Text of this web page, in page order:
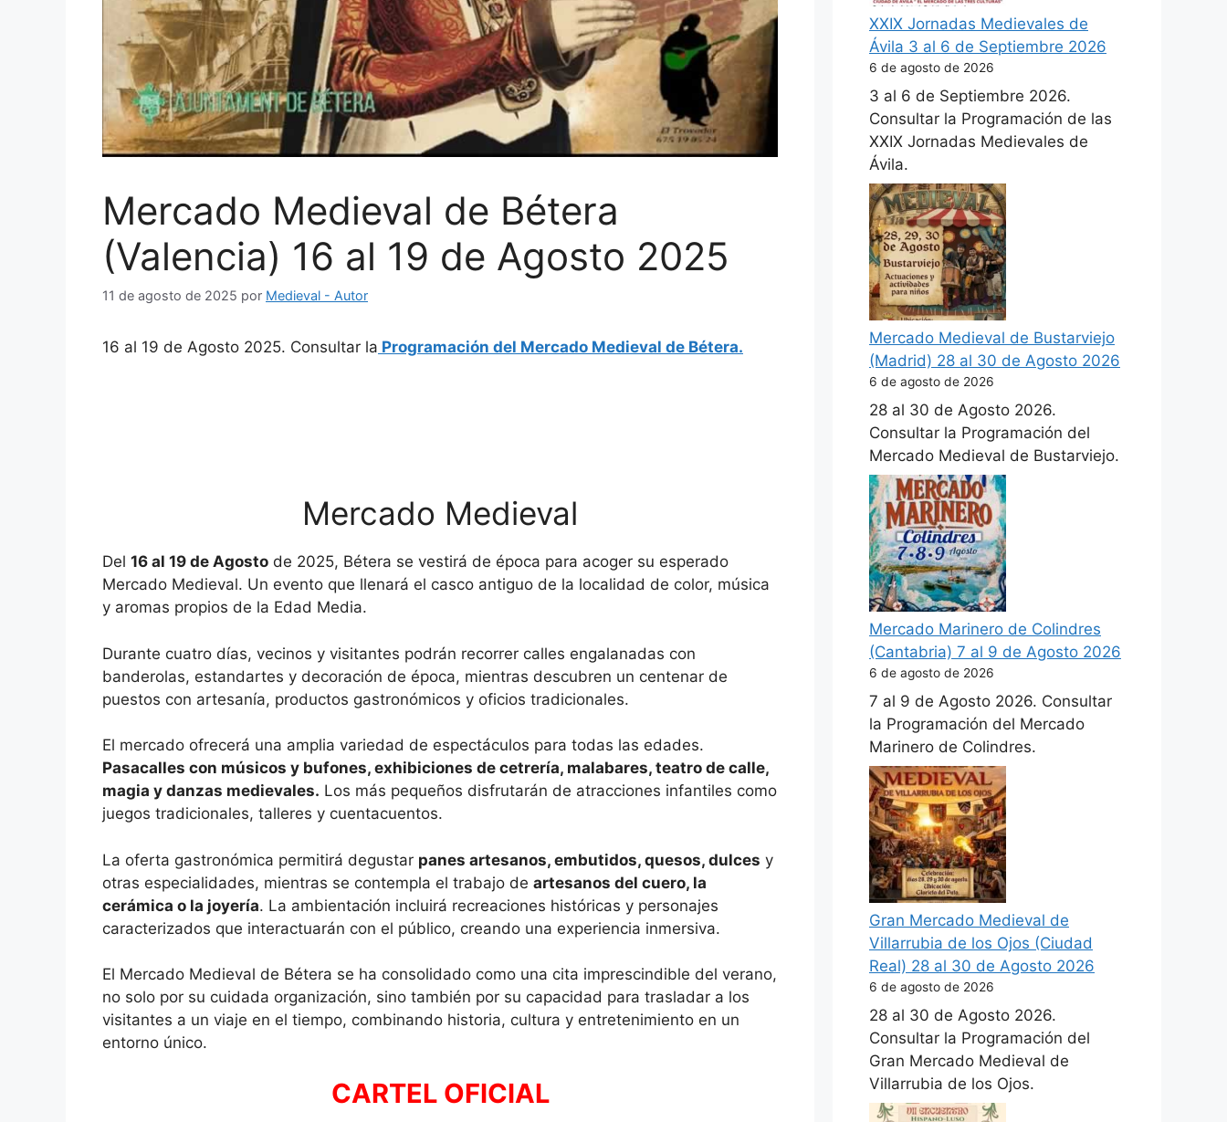
Mercado Medieval de Bétera
(Valencia) 16 al 19 de Agosto 2025
11 de agosto de 2025 por Medieval - Autor
16 al 19 de Agosto 2025. Consultar la Programación del Mercado Medieval de Bétera.
Mercado Medieval
Del 16 al 19 de Agosto de 2025, Bétera se vestirá de época para acoger su esperado
Mercado Medieval. Un evento que llenará el casco antiguo de la localidad de color, música
y aromas propios de la Edad Media.
Durante cuatro días, vecinos y visitantes podrán recorrer calles engalanadas con
banderolas, estandartes y decoración de época, mientras descubren un centenar de
puestos con artesanía, productos gastronómicos y oficios tradicionales.
El mercado ofrecerá una amplia variedad de espectáculos para todas las edades.
Pasacalles con músicos y bufones, exhibiciones de cetrería, malabares, teatro de calle,
magia y danzas medievales. Los más pequeños disfrutarán de atracciones infantiles como
juegos tradicionales, talleres y cuentacuentos.
La oferta gastronómica permitirá degustar panes artesanos, embutidos, quesos, dulces y
otras especialidades, mientras se contempla el trabajo de artesanos del cuero, la
cerámica o la joyería. La ambientación incluirá recreaciones históricas y personajes
caracterizados que interactuarán con el público, creando una experiencia inmersiva.
El Mercado Medieval de Bétera se ha consolidado como una cita imprescindible del verano,
no solo por su cuidada organización, sino también por su capacidad para trasladar a los
visitantes a un viaje en el tiempo, combinando historia, cultura y entretenimiento en un
entorno único.
CARTEL OFICIAL
XXIX Jornadas Medievales de
Ávila 3 al 6 de Septiembre 2026
6 de agosto de 2026
3 al 6 de Septiembre 2026.
Consultar la Programación de las
XXIX Jornadas Medievales de
Ávila.
Mercado Medieval de Bustarviejo
(Madrid) 28 al 30 de Agosto 2026
6 de agosto de 2026
28 al 30 de Agosto 2026.
Consultar la Programación del
Mercado Medieval de Bustarviejo.
Mercado Marinero de Colindres
(Cantabria) 7 al 9 de Agosto 2026
6 de agosto de 2026
7 al 9 de Agosto 2026. Consultar
la Programación del Mercado
Marinero de Colindres.
Gran Mercado Medieval de
Villarrubia de los Ojos (Ciudad
Real) 28 al 30 de Agosto 2026
6 de agosto de 2026
28 al 30 de Agosto 2026.
Consultar la Programación del
Gran Mercado Medieval de
Villarrubia de los Ojos.